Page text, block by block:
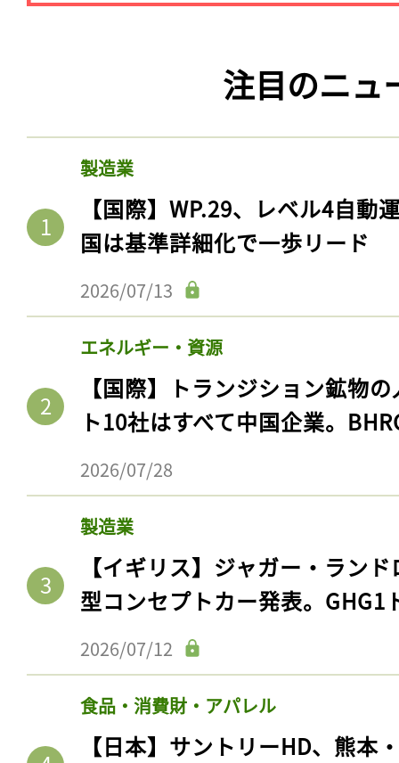
注目のニュ
製造業
【国際】WP.29、レベル4自動
国は基準詳細化で一歩リード
2026/07/13
エネルギー・資源
【国際】トランジション鉱物
ト10社はすべて中国企業。
2026/07/28
製造業
【イギリス】ジャガー・ラン
型コンセプトカー発表。GHG1
2026/07/12
食品・消費財・アパレル
【日本】サントリーHD、熊本